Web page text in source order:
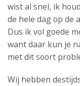
wist al snel, ik
de hele dag op de
Dus ik vol goede
want daar kun je
met dit soort
Wij hebben